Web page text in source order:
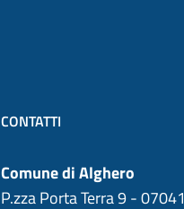
CONTATTI
Comune di Alghero
P.zza Porta Terra 9 - 07041